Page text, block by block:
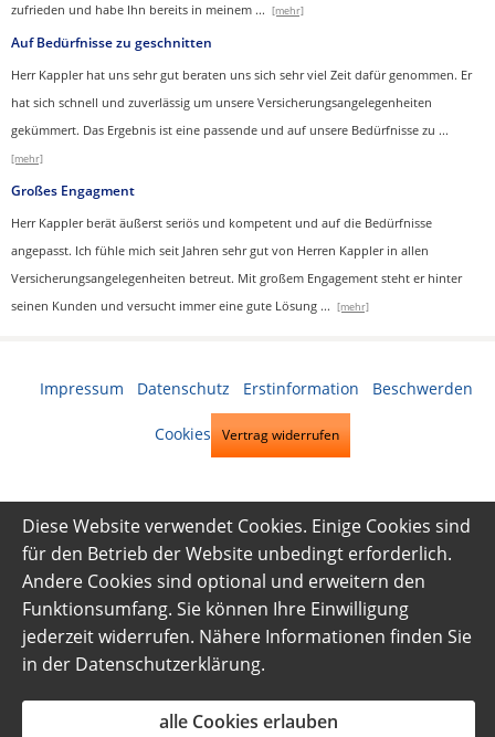
zufrieden und habe Ihn bereits in meinem ... [mehr]
Auf Bedürfnisse zu geschnitten
Herr Kappler hat uns sehr gut beraten uns sich sehr viel Zeit dafür genommen. Er
hat sich schnell und zuverlässig um unsere Versicherungsangelegenheiten
gekümmert. Das Ergebnis ist eine passende und auf unsere Bedürfnisse zu ...
[mehr]
Großes Engagment
Herr Kappler berät äußerst seriös und kompetent und auf die Bedürfnisse
angepasst. Ich fühle mich seit Jahren sehr gut von Herren Kappler in allen
Versicherungsangelegenheiten betreut. Mit großem Engagement steht er hinter
seinen Kunden und versucht immer eine gute Lösung ... [mehr]
Impressum Datenschutz Erstinformation Beschwerden
Cookies Vertrag widerrufen
Diese Website verwendet Cookies. Einige Cookies sind
für den Betrieb der Website unbedingt erforderlich.
Andere Cookies sind optional und erweitern den
Funktionsumfang. Sie können Ihre Einwilligung
jederzeit widerrufen. Nähere Informationen finden Sie
in der Datenschutzerklärung.
alle Cookies erlauben